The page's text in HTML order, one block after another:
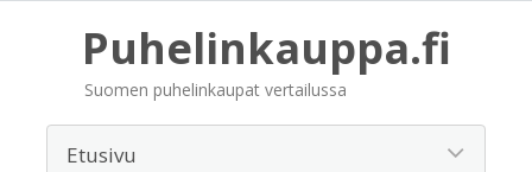
Puhelinkauppa.fi
Suomen puhelinkaupat vertailussa